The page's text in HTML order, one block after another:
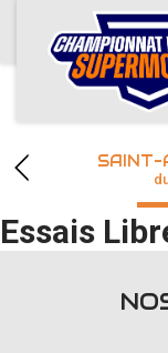
ACCUEIL
ACTUS
CALENDRIER
RÉSULTATS
SAINT-
Essais